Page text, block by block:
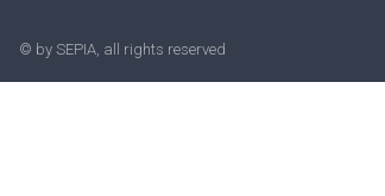
© by SEPIA, all rights reserved